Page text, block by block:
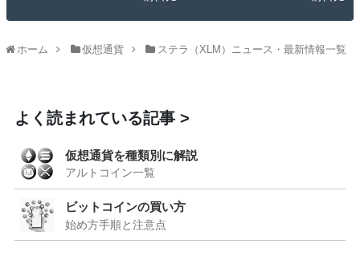
ホーム 仮想通貨 ステラ（XLM）ニュース・最新情報一覧
よく読まれている記事
仮想通貨を種類別に解説
アルトコイン一覧
ビットコインの買い方
始め方手順と注意点